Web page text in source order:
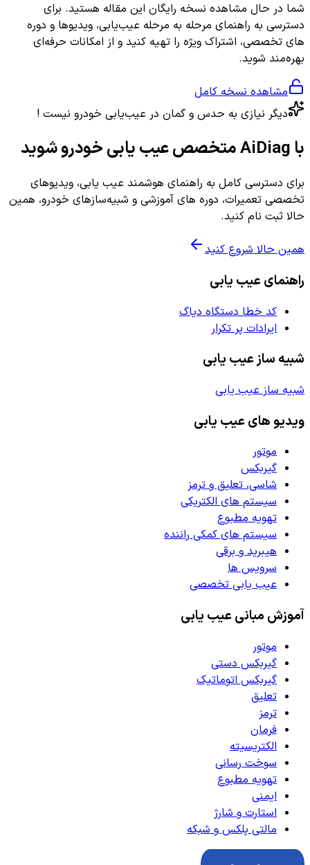
شما در حال مشاهده نسخه رایگان این مقاله هستید. برای
دسترسی به راهنمای مرحله به مرحله عیب‌یابی، ویدیوها و دوره
های تخصصی، اشتراک ویژه را تهیه کنید و از امکانات حرفه‌ای
بهره‌مند شوید.
مشاهده نسخه کامل
دیگر نیازی به حدس و گمان در عیب‌یابی خودرو نیست !
با AiDiag متخصص عیب یابی خودرو شوید
برای دسترسی کامل به راهنمای هوشمند عیب یابی، ویدیوهای
تخصصی تعمیرات، دوره های آموزشی و شبیه‌سازهای خودرو، همین
حالا ثبت نام کنید.
همین حالا شروع کنید
راهنمای عیب یابی
کد خطا دستگاه دیاگ
ایرادات پر تکرار
شبیه ساز عیب یابی
شبیه ساز عیب یابی
ویدیو های عیب یابی
موتور
گیربکس
شاسی، تعلیق و ترمز
سیستم های الکتریکی
تهویه مطبوع
سیستم های کمکی راننده
هیبرید و برقی
سرویس ها
عیب یابی تخصصی
آموزش مبانی عیب یابی
موتور
گیربکس دستی
گیربکس اتوماتیک
تعلیق
ترمز
فرمان
الکتریسیته
سوخت رسانی
تهویه مطبوع
ایمنی
استارت و شارژ
مالتی پلکس و شبکه